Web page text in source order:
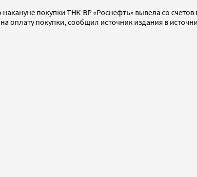
покупки ТНК-BP «Роснефть» вывела со
оплату покупки, сообщил источник издания в